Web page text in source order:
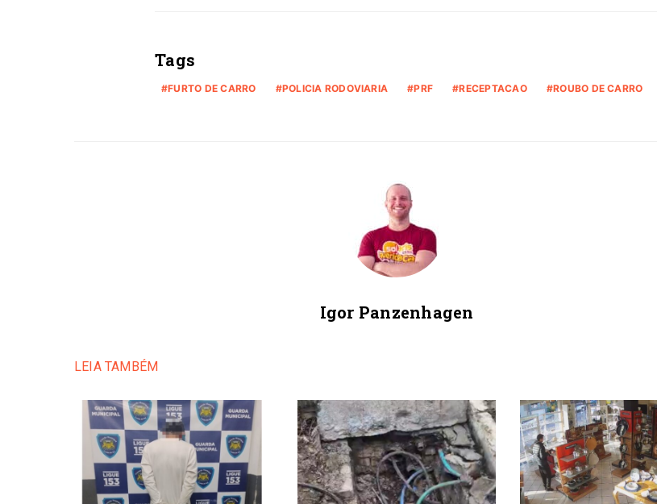
Tags
FURTO DE CARRO POLICIA RODOVIARIA PRF RECEPTACAO ROUBO DE CARRO
Igor Panzenhagen
LEIA TAMBÉM